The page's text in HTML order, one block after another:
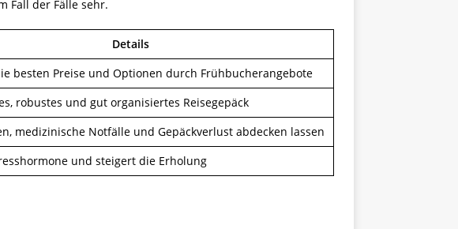
Fall der Fälle sehr.
Details
besten Preise und Optionen durch Frühbucherangebote
robustes und gut organisiertes Reisegepäck
medizinische Notfälle und Gepäckverlust abdecken lassen
und steigert die Erholung